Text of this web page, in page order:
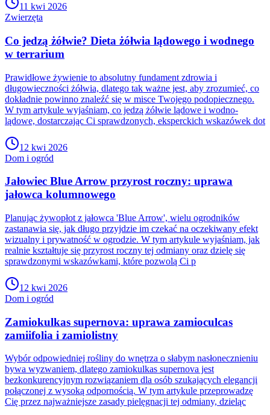
11 kwi 2026
Zwierzęta
Co jedzą żółwie? Dieta żółwia lądowego i wodnego
w terrarium
Prawidłowe żywienie to absolutny fundament zdrowia i
długowieczności żółwia, dlatego tak ważne jest, aby zrozumieć, co
dokładnie powinno znaleźć się w misce Twojego podopiecznego.
W tym artykule wyjaśniam, co jedzą żółwie lądowe i wodno-
lądowe, dostarczając Ci sprawdzonych, eksperckich wskazówek dot
12 kwi 2026
Dom i ogród
Jałowiec Blue Arrow przyrost roczny: uprawa
jałowca kolumnowego
Planując żywopłot z jałowca 'Blue Arrow', wielu ogrodników
zastanawia się, jak długo przyjdzie im czekać na oczekiwany efekt
wizualny i prywatność w ogrodzie. W tym artykule wyjaśniam, jak
realnie kształtuje się przyrost roczny tej odmiany oraz dzielę się
sprawdzonymi wskazówkami, które pozwolą Ci p
12 kwi 2026
Dom i ogród
Zamiokulkas supernova: uprawa zamioculcas
zamiifolia i zamiolistny
Wybór odpowiedniej rośliny do wnętrza o słabym nasłonecznieniu
bywa wyzwaniem, dlatego zamiokulkas supernova jest
bezkonkurencyjnym rozwiązaniem dla osób szukających elegancji
połączonej z wysoką odpornością. W tym artykule przeprowadzę
Cię przez najważniejsze zasady pielęgnacji tej odmiany, dzieląc